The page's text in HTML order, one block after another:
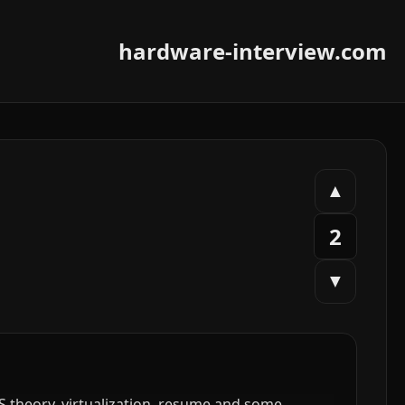
hardware-interview.com
▲
2
▼